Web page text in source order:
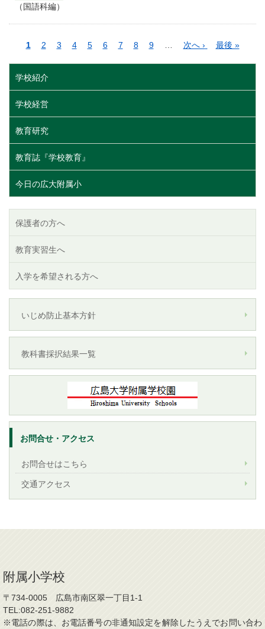
（国語科編）
送
カ
ト
ー
ジ
1
ペ
2
ペ
3
ペ
4
ペ
5
ペ
6
ペ
7
ペ
8
ペ
9
次
次へ ›
最
最後 »
学校紹介
学校経営
教育研究
教育誌『学校教育』
今日の広大附属小
保護者の方へ
教育実習生へ
入学を希望される方へ
いじめ防止基本方針
教科書採択結果一覧
お問合せ・アクセス
お問合せはこちら
交通アクセス
附属小学校
〒734-0005 広島市南区翠一丁目1-1
TEL:082-251-9882
※電話の際は、お電話番号の非通知設定を解除したうえでお問い合わ